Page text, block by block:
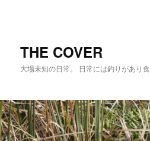
へ
移
動
THE COVER
大場未知の日常。 日常には釣りがあり食